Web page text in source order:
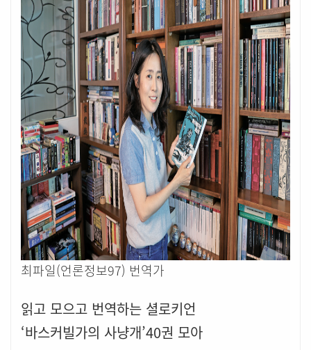
최파일(언론정보97) 번역가
읽고 모으고 번역하는 셜로키언
‘바스커빌가의 사냥개’40권 모아